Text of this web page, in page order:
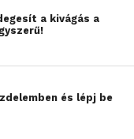
a kivágás a
és lépj be